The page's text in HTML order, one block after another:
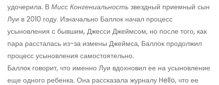
удочерила. В Мисс Конгениальность звездный приемный сын
Луи в 2010 году. Изначально Баллок начал процесс
усыновления с бывшим, Джесси Джеймсом, но после того, как
пара рассталась из-за измены Джеймса, Баллок продолжил
процесс усыновления самостоятельно.
Баллок говорит, что именно Луи вдохновил ее на усыновление
еще одного ребенка. Она рассказала журналу Hello, что ее